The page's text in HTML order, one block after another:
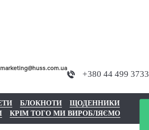
+380 44 499 3733
marketing@huss.com.ua
БЛОКНОТИ
ЩОДЕННИКИ
КРІМ ТОГО МИ ВИРОБЛЯЄМО